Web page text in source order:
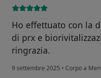
Ho effettuato con la
di prx e
ringrazia.
9 settembre 2025 • Corpo a